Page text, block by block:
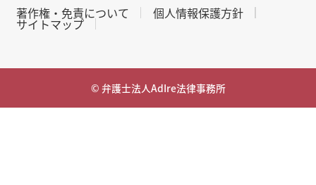
著作権・免責について 個人情報保護方針
サイトマップ
© 弁護士法人AdIre法律事務所